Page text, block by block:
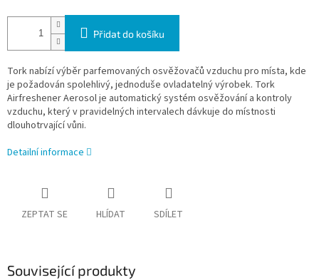
Přidat do košíku
Tork nabízí výběr parfemovaných osvěžovačů vzduchu pro místa, kde
je požadován spolehlivý, jednoduše ovladatelný výrobek. Tork
Airfreshener Aerosol je automatický systém osvěžování a kontroly
vzduchu, který v pravidelných intervalech dávkuje do místnosti
dlouhotrvající vůni.
Detailní informace
ZEPTAT SE HLÍDAT SDÍLET
Související produkty